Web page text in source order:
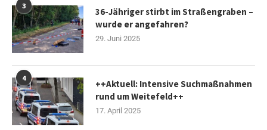
3
36-Jähriger stirbt im Straßengraben –
wurde er angefahren?
29. Juni 2025
4
++Aktuell: Intensive Suchmaßnahmen
rund um Weitefeld++
17. April 2025